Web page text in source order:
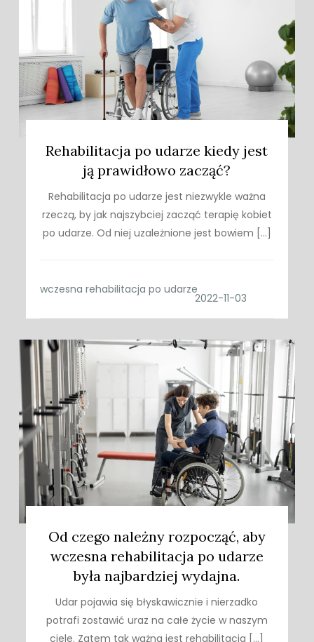
Rehabilitacja po udarze kiedy jest
ją prawidłowo zacząć?
Rehabilitacja po udarze jest niezwykle ważna
rzeczą, by jak najszybciej zacząć terapię kobiet
po udarze. Od niej uzależnione jest bowiem […]
wczesna rehabilitacja po udarze
Od czego należny rozpocząć, aby
wczesna rehabilitacja po udarze
była najbardziej wydajna.
Udar pojawia się błyskawicznie i nierzadko
potrafi zostawić uraz na całe życie w naszym
ciele. Zatem tak ważna jest rehabilitacja […]